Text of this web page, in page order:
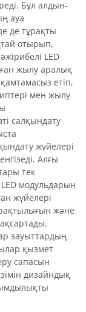
Бұл алдын-
ауа
де тұрақты
отырып,
LED
жылу аралық
етіп,
мен жылу
салқындату
жүйелері
Алғы
тек
модульдарын
жүйелері
және
зауыттардың
қызмет
сапасын
дизайндық